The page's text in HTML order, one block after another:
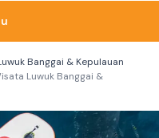
Banggai & Kepulauan
Luwuk Banggai &